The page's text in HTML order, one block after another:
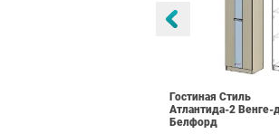
Гостиная Стиль
Атлантида-2 Венге-
Белфорд